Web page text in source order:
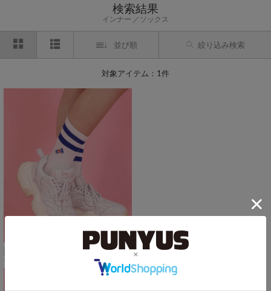
検索結果
インナー ソックス
並び順 絞り込み検索
対象アイテム：1件
フードラインソックス